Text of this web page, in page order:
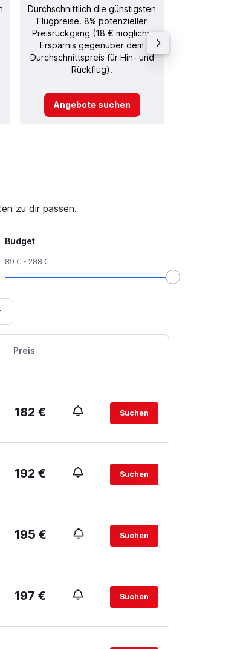
Durchschnittlich die günstigsten
Flugpreise. 8% potenzieller
Preisrückgang (18 € mögliche
Ersparnis gegenüber dem
Durchschnittspreis für Hin- und
Rückflug).
Angebote suchen
zu dir passen.
Budget
89 € - 288 €
Preis
182 € Suchen
192 € Suchen
195 € Suchen
197 € Suchen